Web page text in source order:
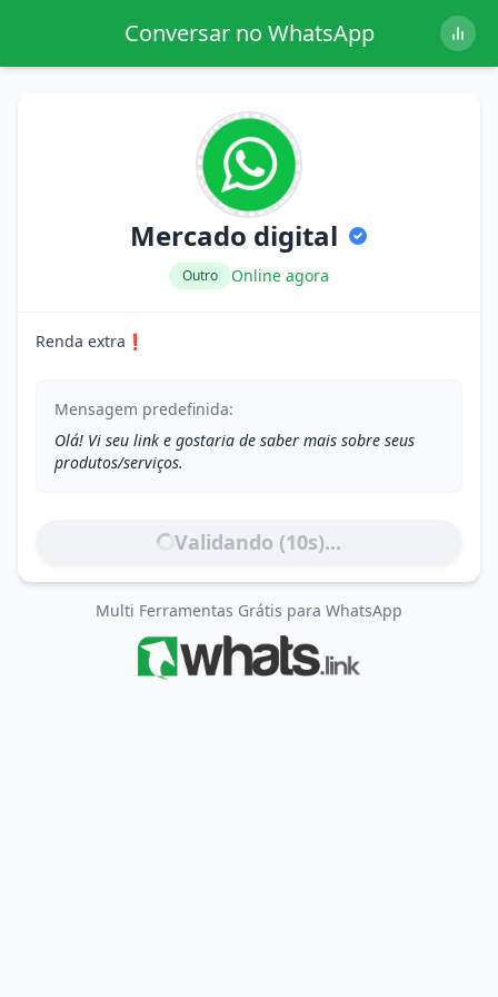
Conversar no WhatsApp
Mercado digital
Outro Online agora
Renda extra❗
Mensagem predefinida:
Olá! Vi seu link e gostaria de saber mais sobre seus
produtos/serviços.
Validando (10s)...
Multi Ferramentas Grátis para WhatsApp